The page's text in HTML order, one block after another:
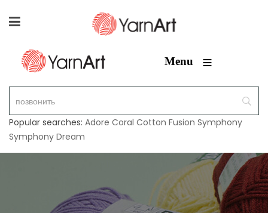
Menu ≡
Popular searches: Adore Coral Cotton Fusion Symphony
Symphony Dream